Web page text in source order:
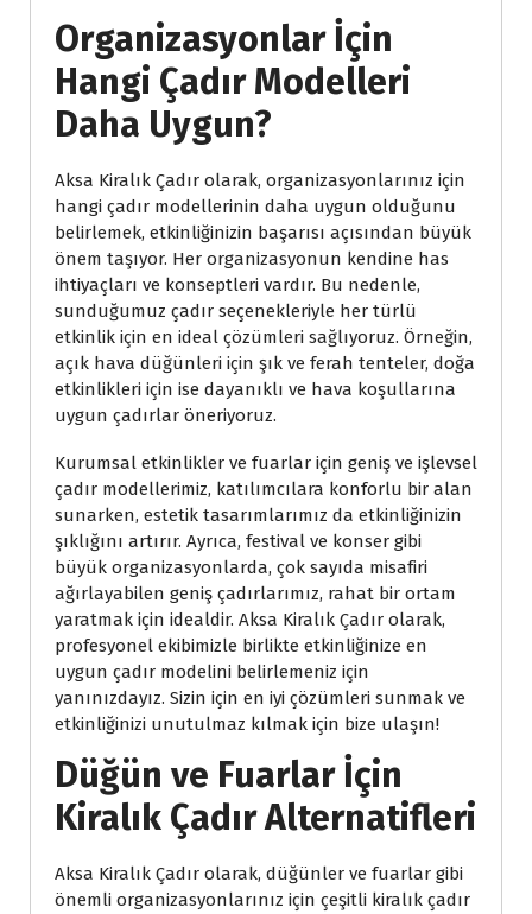
Organizasyonlar İçin
Hangi Çadır Modelleri
Daha Uygun?
Aksa Kiralık Çadır olarak, organizasyonlarınız için
hangi çadır modellerinin daha uygun olduğunu
belirlemek, etkinliğinizin başarısı açısından büyük
önem taşıyor. Her organizasyonun kendine has
ihtiyaçları ve konseptleri vardır. Bu nedenle,
sunduğumuz çadır seçenekleriyle her türlü
etkinlik için en ideal çözümleri sağlıyoruz. Örneğin,
açık hava düğünleri için şık ve ferah tenteler, doğa
etkinlikleri için ise dayanıklı ve hava koşullarına
uygun çadırlar öneriyoruz.
Kurumsal etkinlikler ve fuarlar için geniş ve işlevsel
çadır modellerimiz, katılımcılara konforlu bir alan
sunarken, estetik tasarımlarımız da etkinliğinizin
şıklığını artırır. Ayrıca, festival ve konser gibi
büyük organizasyonlarda, çok sayıda misafiri
ağırlayabilen geniş çadırlarımız, rahat bir ortam
yaratmak için idealdir. Aksa Kiralık Çadır olarak,
profesyonel ekibimizle birlikte etkinliğinize en
uygun çadır modelini belirlemeniz için
yanınızdayız. Sizin için en iyi çözümleri sunmak ve
etkinliğinizi unutulmaz kılmak için bize ulaşın!
Düğün ve Fuarlar İçin
Kiralık Çadır Alternatifleri
Aksa Kiralık Çadır olarak, düğünler ve fuarlar gibi
önemli organizasyonlarınız için çeşitli kiralık çadır